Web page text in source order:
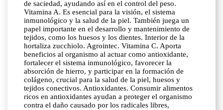
de saciedad, ayudando así en el control del peso.
Vitamina A. Es esencial para la visión, el sistema
inmunológico y la salud de la piel. También juega un
papel importante en el desarrollo y mantenimiento de
tejidos, como los huesos y los dientes. Interior de la
hortaliza zucchiolo. Agrointec. Vitamina C. Aporta
beneficios al organismo al actuar como antioxidante,
fortalecer el sistema inmunológico, favorecer la
absorción de hierro, y participar en la formación de
colágeno, crucial para la salud de la piel, huesos y
tejidos conectivos. Antioxidantes. Consumir alimentos
ricos en antioxidantes ayudan a proteger el organismo
contra el daño causado por los radicales libres,